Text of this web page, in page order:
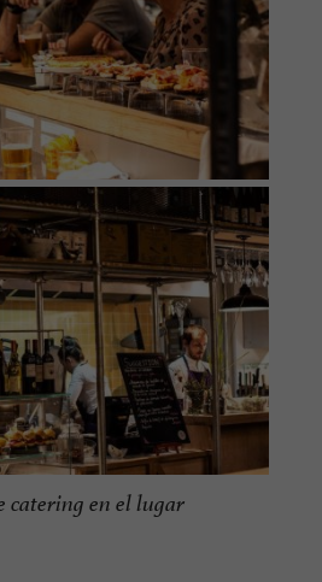
catering en el lugar